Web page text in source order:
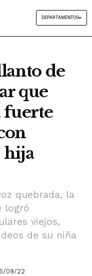
DEPARTAMENTOS
de
que
fuerte
hija
quebrada, la
logró
viejos,
de su niña
09/22